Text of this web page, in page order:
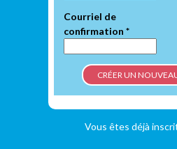
Courriel de
confirmation *
Vous êtes déjà